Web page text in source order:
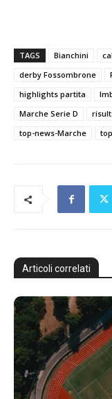
TAGS Bianchini
derby Fossombrone
highlights partita
Marche Serie D
top-news-Marche
Articoli correlati